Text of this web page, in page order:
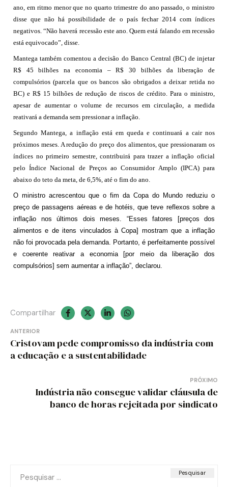
ano, em ritmo menor que no quarto trimestre do ano passado, o ministro
disse que não há possibilidade de o país fechar 2014 com índices
negativos. “Não haverá recessão este ano. Quem está falando em recessão
está equivocado”, disse.
Mantega também comentou a decisão do Banco Central (BC) de injetar
R$ 45 bilhões na economia – R$ 30 bilhões da liberação de
compulsórios (parcela que os bancos são obrigados a deixar retida no
BC) e R$ 15 bilhões de redução de riscos de crédito. Para o ministro,
apesar de aumentar o volume de recursos em circulação, a medida
reativará a demanda sem pressionar a inflação.
Segundo Mantega, a inflação está em queda e continuará a cair nos
próximos meses. A redução do preço dos alimentos, que pressionaram os
índices no primeiro semestre, contribuirá para trazer a inflação oficial
pelo Índice Nacional de Preços ao Consumidor Amplo (IPCA) para
abaixo do teto da meta, de 6,5%, até o fim do ano.
O ministro acrescentou que o fim da Copa do Mundo reduziu o
preço de passagens aéreas e de hotéis, que teve reflexos sobre a
inflação nos últimos dois meses. “Esses fatores [preços dos
alimentos e de itens vinculados à Copa] mostram que a inflação
não foi provocada pela demanda. Portanto, é perfeitamente possível
e coerente reativar a economia [por meio da liberação dos
compulsórios] sem aumentar a inflação”, declarou.
Compartilhar
Navegação
de
ANTERIOR
Cristovam pede compromisso da indústria com
a educação e a sustentabilidade
PRÓXIMO
Indústria não consegue validar cláusula de
banco de horas rejeitada por sindicato
por: